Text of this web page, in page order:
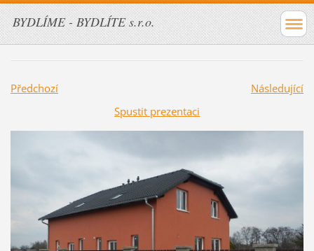
BYDLÍME - BYDLÍTE s.r.o.
Předchozí
Následující
Spustit prezentaci